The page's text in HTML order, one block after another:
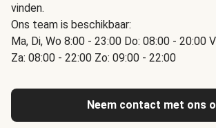
vinden.
Ons team is beschikbaar:
Ma, Di, Wo 8:00 - 23:00 Do: 08:00 - 20:00
Za: 08:00 - 22:00 Zo: 09:00 - 22:00
Neem contact met ons